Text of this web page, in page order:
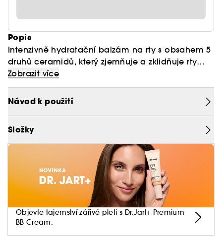
Popis
Intenzivně hydratační balzám na rty s obsahem 5
druhů ceramidů, který zjemňuje a zklidňuje rty
rychleji, než řeknete „mwah“ a udržuje je zdravé.
Dermatologicky testováno.
Zobrazit více
Návod k použití
Složky
Objevte tajemství zářivé pleti s Dr.Jart+ Premium
BB Cream.